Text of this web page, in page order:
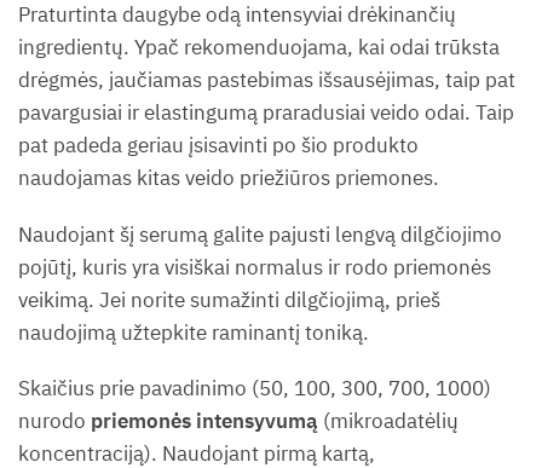
Praturtinta daugybe odą intensyviai drėkinančių
ingredientų. Ypač rekomenduojama, kai odai trūksta
drėgmės, jaučiamas pastebimas išsausėjimas, taip pat
pavargusiai ir elastingumą praradusiai veido odai. Taip
pat padeda geriau įsisavinti po šio produkto
naudojamas kitas veido priežiūros priemones.
Naudojant šį serumą galite pajusti lengvą dilgčiojimo
pojūtį, kuris yra visiškai normalus ir rodo priemonės
veikimą. Jei norite sumažinti dilgčiojimą, prieš
naudojimą užtepkite raminantį toniką.
Skaičius prie pavadinimo (50, 100, 300, 700, 1000)
nurodo priemonės intensyvumą (mikroadatėlių
koncentraciją). Naudojant pirmą kartą,